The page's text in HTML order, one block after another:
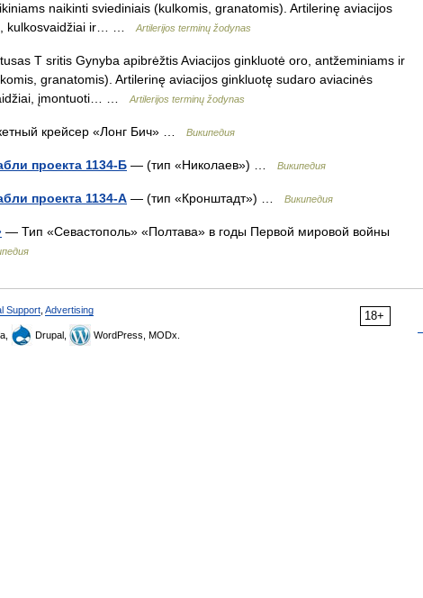
naikinti sviediniais (kulkomis, granatomis). Artilerinę aviacijos
kulkosvaidžiai ir… …
Artilerijos terminų žodynas
T sritis Gynyba apibrėžtis Aviacijos ginkluotė oro, antžeminiams ir
granatomis). Artilerinę aviacijos ginkluotę sudaro aviacinės
įmontuoti… …
Artilerijos terminų žodynas
крейсер «Лонг Бич» … Википедия
проекта 1134-Б — (тип «Николаев») … Википедия
проекта 1134-А — (тип «Кронштадт») … Википедия
— Тип «Севастополь» «Полтава» в годы Первой мировой войны
18+
Support Advertising
Drupal, WordPress, MODx.